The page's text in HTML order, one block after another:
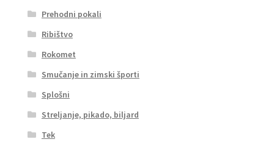
Prehodni pokali
Ribištvo
Rokomet
Smučanje in zimski športi
Splošni
Streljanje, pikado, biljard
Tek